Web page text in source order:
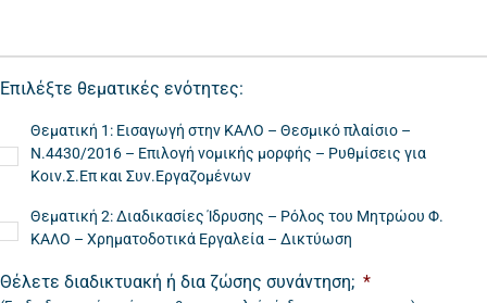
Επιλέξτε θεματικές ενότητες:
Θεματική 1: Εισαγωγή στην ΚΑΛΟ – Θεσμικό πλαίσιο –
Ν.4430/2016 – Επιλογή νομικής μορφής – Ρυθμίσεις για
Κοιν.Σ.Επ και Συν.Εργαζομένων
Θεματική 2: Διαδικασίες Ίδρυσης – Ρόλος του Μητρώου Φ.
ΚΑΛΟ – Χρηματοδοτικά Εργαλεία – Δικτύωση
Θέλετε διαδικτυακή ή δια ζώσης συνάντηση; *